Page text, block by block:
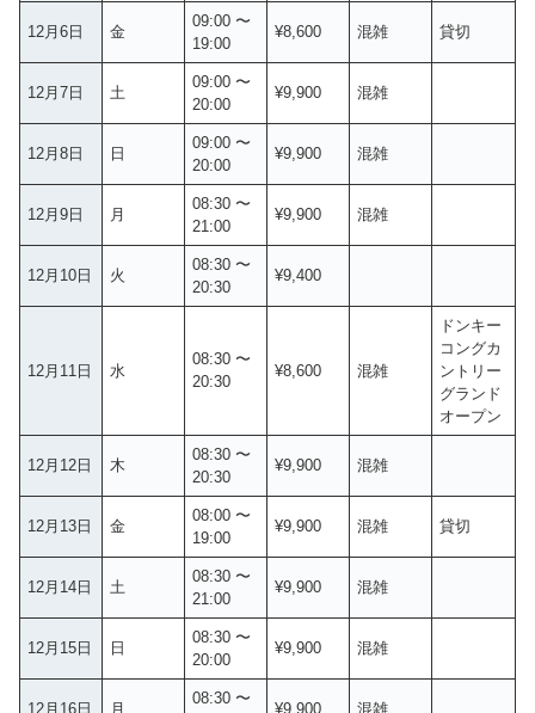
12月6日 金
09:00 〜
19:00
¥8,600 混雑 貸切
12月7日 土
09:00 〜
20:00
¥9,900 混雑
12月8日 日
09:00 〜
20:00
¥9,900 混雑
12月9日 月
08:30 〜
21:00
¥9,900 混雑
12月10日 火
08:30 〜
20:30
¥9,400
12月11日 水
08:30 〜
20:30
¥8,600 混雑
ドンキー
コングカ
ントリー
グランド
オープン
12月12日 木
08:30 〜
20:30
¥9,900 混雑
12月13日 金
08:00 〜
19:00
¥9,900 混雑 貸切
12月14日 土
08:30 〜
21:00
¥9,900 混雑
12月15日 日
08:30 〜
20:00
¥9,900 混雑
12月16日 月
08:30 〜
¥9,900 混雑